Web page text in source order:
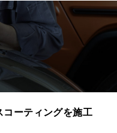
コーティングを施工